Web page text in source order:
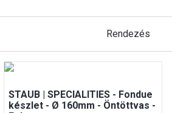
Rendezés
STAUB | SPECIALITIES - Fondue
készlet - Ø 160mm - Öntöttvas -